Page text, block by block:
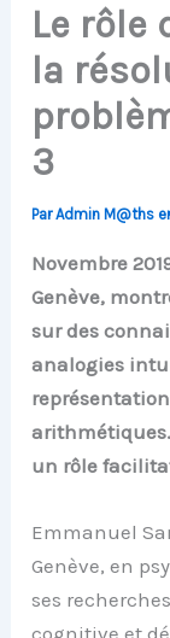
Le rôle
la
3
ParAdmin M@ths
Novembre
Genève,
sur des
analogies
un rôle
Emmanuel
Genève, en
ses
cognitive et